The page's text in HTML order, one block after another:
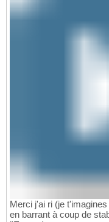
Merci j'ai ri (je
en barrant à coup de